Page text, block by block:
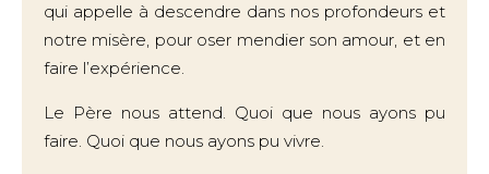
qui appelle à descendre dans nos profondeurs et
notre misère, pour oser mendier son amour, et en
faire l’expérience.
Le Père nous attend. Quoi que nous ayons pu
faire. Quoi que nous ayons pu vivre.